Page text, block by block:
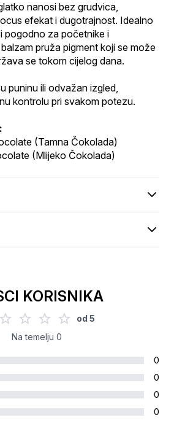
nanosi bez grudvica,
efekat i dugotrajnost. Idealno
pogodno za početnike i
pruža pigment koji se može
se tokom cijelog dana.
puninu ili odvažan izgled,
kontrolu pri svakom potezu.
(Tamna Čokolada)
(Mlijeko Čokolada)
KORISNIKA
od 5
Na temelju 0
0
0
0
0